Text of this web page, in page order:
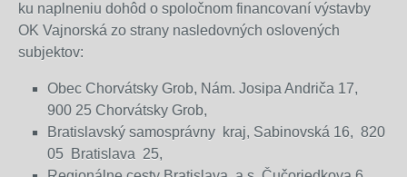
ku naplneniu dohôd o spoločnom financovaní výstavby
OK Vajnorská zo strany nasledovných oslovených
subjektov:
Obec Chorvátsky Grob, Nám. Josipa Andriča 17,
900 25 Chorvátsky Grob,
Bratislavský samosprávny kraj, Sabinovská 16, 820
05 Bratislava 25,